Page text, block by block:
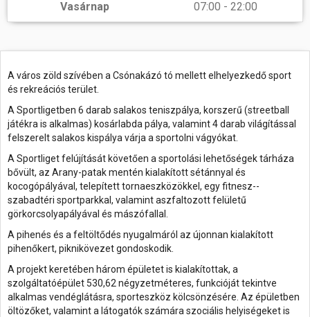
Vasárnap
07:00 - 22:00
A város zöld szívében a Csónakázó tó mellett elhelyezkedő sport
és rekreációs terület.
A Sportligetben 6 darab salakos teniszpálya, korszerű (streetball
játékra is alkalmas) kosárlabda pálya, valamint 4 darab világítással
felszerelt salakos kispálya várja a sportolni vágyókat.
A Sportliget felújítását követően a sportolási lehetőségek tárháza
bővült, az Arany-patak mentén kialakított sétánnyal és
kocogópályával, telepített tornaeszközökkel, egy fitnesz-­
szabadtéri sportparkkal, valamint aszfaltozott felületű
görkorcsolyapályával és mászófallal.
A pihenés és a feltöltődés nyugalmáról az újonnan kialakított
pihenőkert, piknikövezet gondoskodik.
A projekt keretében három épületet is kialakítottak, a
szolgáltatóépület 530,62 négyzetméteres, funkcióját tekintve
alkalmas vendéglátásra, sporteszköz kölcsönzésére. Az épületben
öltözőket, valamint a látogatók számára szociális helyiségeket is